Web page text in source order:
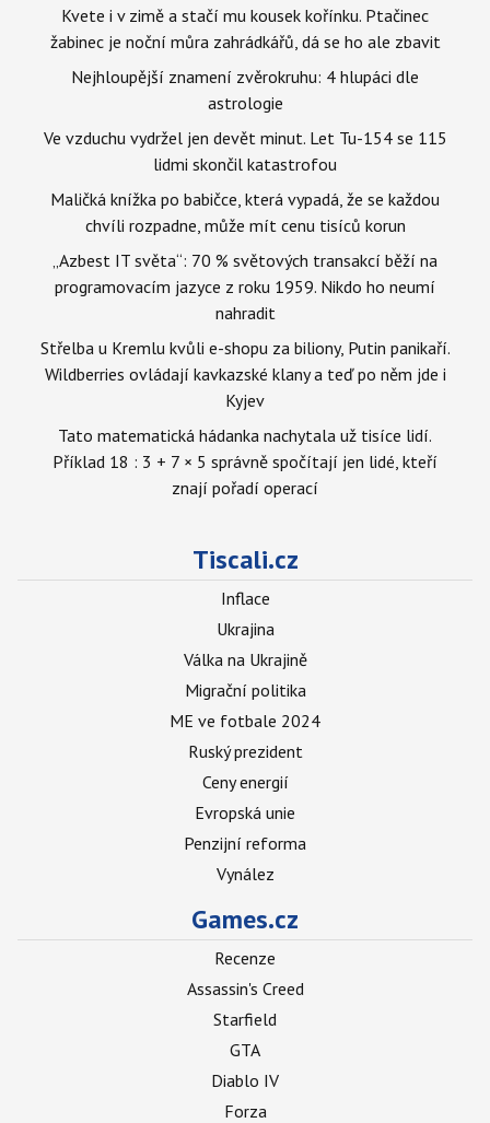
Kvete i v zimě a stačí mu kousek kořínku. Ptačinec
žabinec je noční můra zahrádkářů, dá se ho ale zbavit
Nejhloupější znamení zvěrokruhu: 4 hlupáci dle
astrologie
Ve vzduchu vydržel jen devět minut. Let Tu-154 se 115
lidmi skončil katastrofou
Maličká knížka po babičce, která vypadá, že se každou
chvíli rozpadne, může mít cenu tisíců korun
„Azbest IT světa“: 70 % světových transakcí běží na
programovacím jazyce z roku 1959. Nikdo ho neumí
nahradit
Střelba u Kremlu kvůli e-shopu za biliony, Putin panikaří.
Wildberries ovládají kavkazské klany a teď po něm jde i
Kyjev
Tato matematická hádanka nachytala už tisíce lidí.
Příklad 18 : 3 + 7 × 5 správně spočítají jen lidé, kteří
znají pořadí operací
Tiscali.cz
Inflace
Ukrajina
Válka na Ukrajině
Migrační politika
ME ve fotbale 2024
Ruský prezident
Ceny energií
Evropská unie
Penzijní reforma
Vynález
Games.cz
Recenze
Assassin's Creed
Starfield
GTA
Diablo IV
Forza